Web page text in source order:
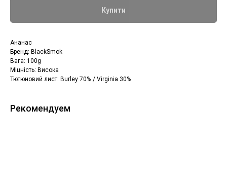
Купити
Ананас
Бренд: BlackSmok
Вага: 100g
Міцність: Висока
Тютюновий лист: Burley 70% / Virginia 30%
Рекомендуем